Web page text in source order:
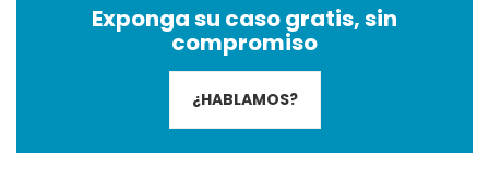
Exponga su caso gratis, sin
compromiso
¿HABLAMOS?